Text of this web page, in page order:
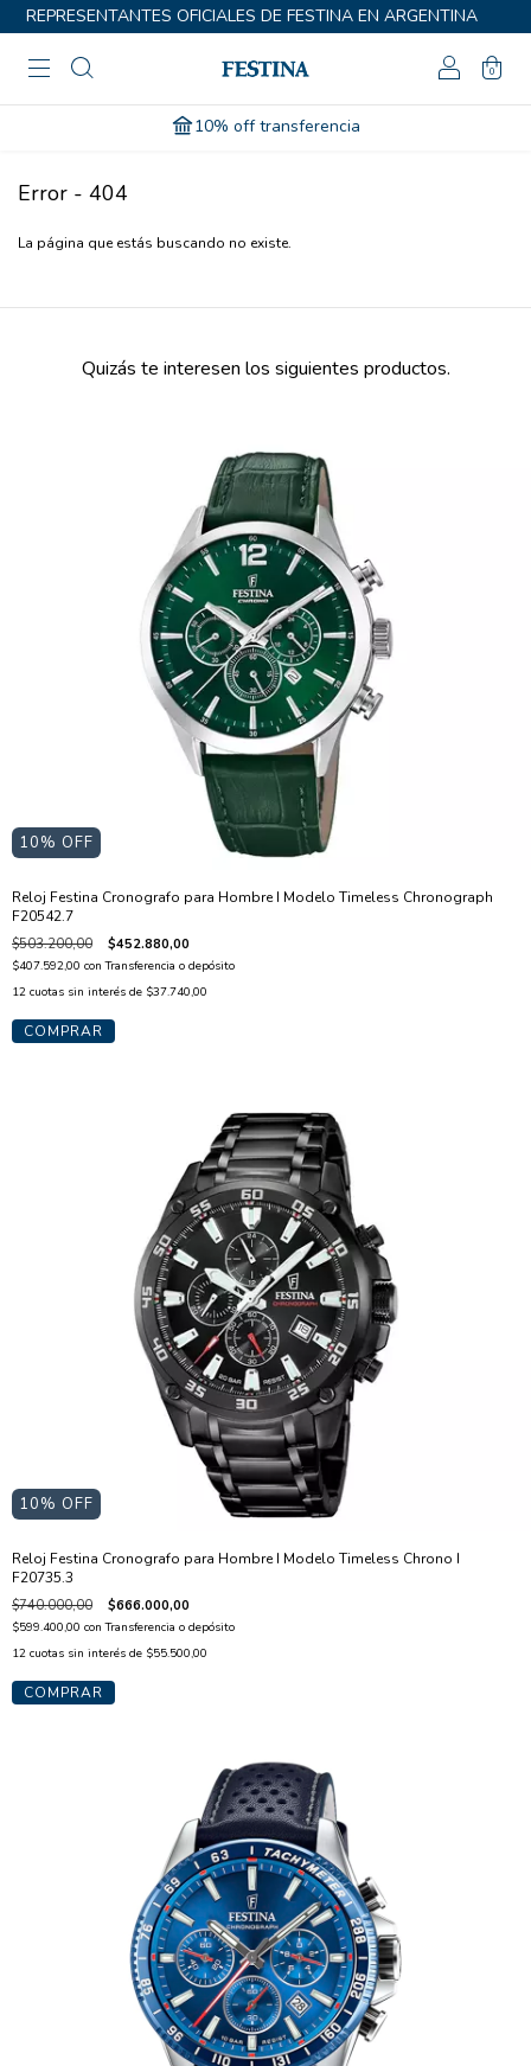
REPRESENTANTES OFICIALES DE FESTINA EN ARGENTINA
0
10% off transferencia
Error - 404
La página que estás buscando no existe.
Quizás te interesen los siguientes productos.
10% OFF
Reloj Festina Cronografo para Hombre I Modelo Timeless Chronograph
F20542.7
$503.200,00 $452.880,00
$407.592,00 con Transferencia o depósito
12 cuotas sin interés de $37.740,00
10% OFF
Reloj Festina Cronografo para Hombre I Modelo Timeless Chrono I
F20735.3
$740.000,00 $666.000,00
$599.400,00 con Transferencia o depósito
12 cuotas sin interés de $55.500,00